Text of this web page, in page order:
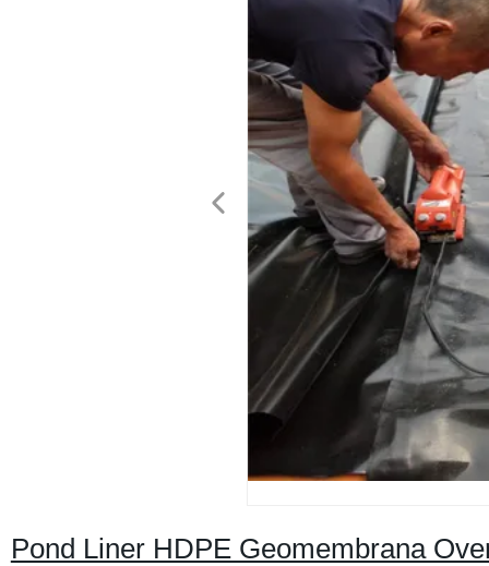
Pond Liner HDPE Geomembrana